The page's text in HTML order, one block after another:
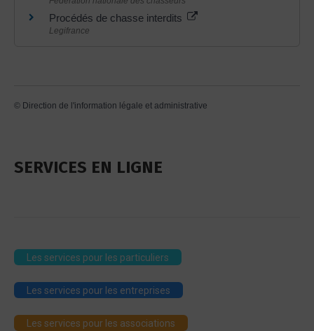
Procédés de chasse interdits
Legifrance
© Direction de l'information légale et administrative
SERVICES EN LIGNE
Les services pour les particuliers
Les services pour les entreprises
Les services pour les associations